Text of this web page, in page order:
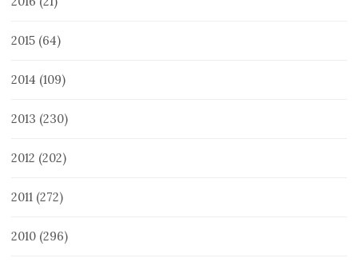
2015 (64)
2014 (109)
2013 (230)
2012 (202)
2011 (272)
2010 (296)